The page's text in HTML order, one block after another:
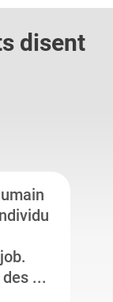
disent
...